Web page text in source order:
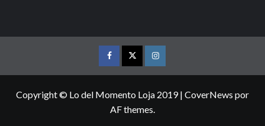
FACEBOOK
TWITTERINSTAGRAM
Copyright © Lo del Momento Loja 2019| CoverNews por
AF themes.